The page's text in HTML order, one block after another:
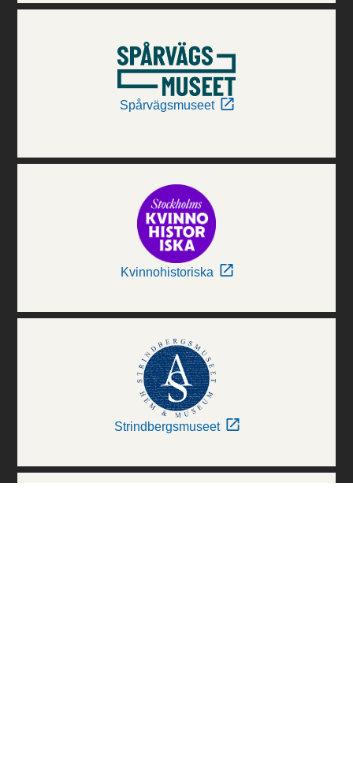
Spårvägsmuseet
Kvinnohistoriska
Strindbergsmuseet